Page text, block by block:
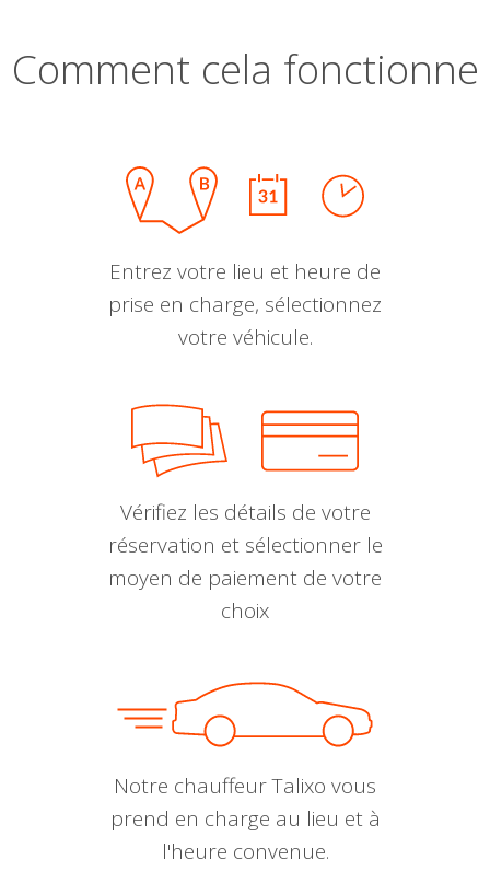
Comment cela fonctionne
Entrez votre lieu et heure de
prise en charge, sélectionnez
votre véhicule.
Vérifiez les détails de votre
réservation et sélectionner le
moyen de paiement de votre
choix
Notre chauffeur Talixo vous
prend en charge au lieu et à
l'heure convenue.